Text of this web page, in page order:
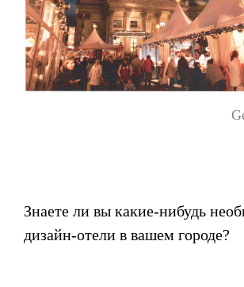
Знаете ли вы какие-нибудь
дизайн-отели в вашем городе?